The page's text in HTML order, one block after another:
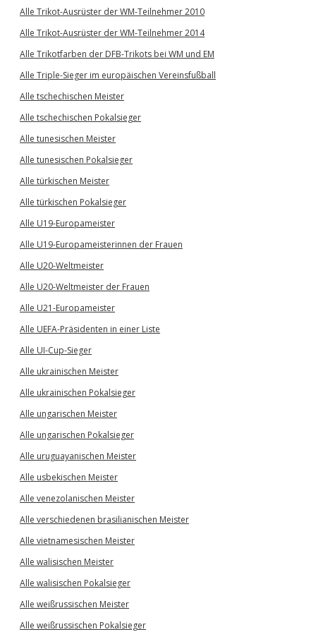
Alle Trikot-Ausrüster der WM-Teilnehmer 2010
Alle Trikot-Ausrüster der WM-Teilnehmer 2014
Alle Trikotfarben der DFB-Trikots bei WM und EM
Alle Triple-Sieger im europäischen Vereinsfußball
Alle tschechischen Meister
Alle tschechischen Pokalsieger
Alle tunesischen Meister
Alle tunesischen Pokalsieger
Alle türkischen Meister
Alle türkischen Pokalsieger
Alle U19-Europameister
Alle U19-Europameisterinnen der Frauen
Alle U20-Weltmeister
Alle U20-Weltmeister der Frauen
Alle U21-Europameister
Alle UEFA-Präsidenten in einer Liste
Alle UI-Cup-Sieger
Alle ukrainischen Meister
Alle ukrainischen Pokalsieger
Alle ungarischen Meister
Alle ungarischen Pokalsieger
Alle uruguayanischen Meister
Alle usbekischen Meister
Alle venezolanischen Meister
Alle verschiedenen brasilianischen Meister
Alle vietnamesischen Meister
Alle walisischen Meister
Alle walisischen Pokalsieger
Alle weißrussischen Meister
Alle weißrussischen Pokalsieger